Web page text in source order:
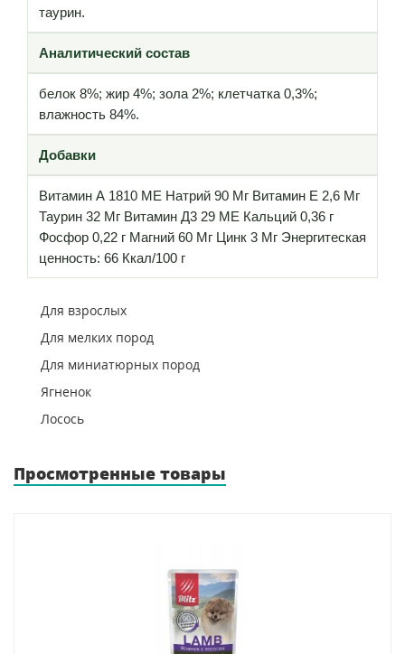
таурин.
Аналитический состав
белок 8%; жир 4%; зола 2%; клетчатка 0,3%;
влажность 84%.
Добавки
Витамин А 1810 МЕ Натрий 90 Мг Витамин Е 2,6 Мг
Таурин 32 Мг Витамин Д3 29 МE Кальций 0,36 г
Фосфор 0,22 г Магний 60 Мг Цинк 3 Мг Энергитеская
ценность: 66 Ккал/100 г
Для взрослых
Для мелких пород
Для миниатюрных пород
Ягненок
Лосось
Просмотренные товары